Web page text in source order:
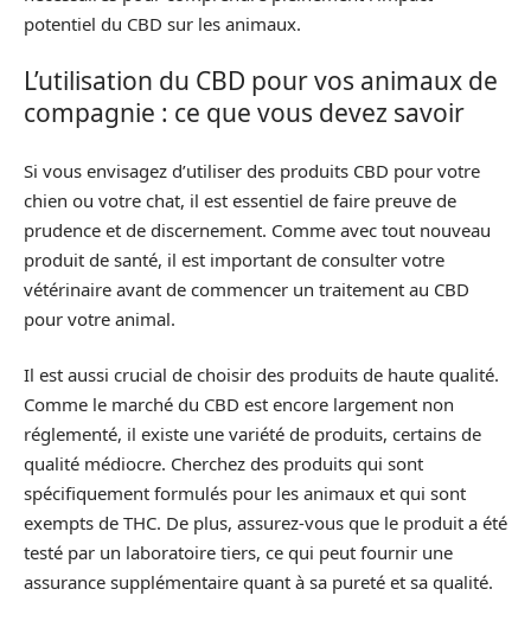
potentiel du CBD sur les animaux.
L’utilisation du CBD pour vos animaux de
compagnie : ce que vous devez savoir
Si vous envisagez d’utiliser des produits CBD pour votre
chien ou votre chat, il est essentiel de faire preuve de
prudence et de discernement. Comme avec tout nouveau
produit de santé, il est important de consulter votre
vétérinaire avant de commencer un traitement au CBD
pour votre animal.
Il est aussi crucial de choisir des produits de haute qualité.
Comme le marché du CBD est encore largement non
réglementé, il existe une variété de produits, certains de
qualité médiocre. Cherchez des produits qui sont
spécifiquement formulés pour les animaux et qui sont
exempts de THC. De plus, assurez-vous que le produit a été
testé par un laboratoire tiers, ce qui peut fournir une
assurance supplémentaire quant à sa pureté et sa qualité.